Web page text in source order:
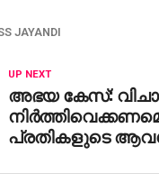
JAYANDI
UP NEXT
അഭയ കേസ്:
പ്രതികളുടെ